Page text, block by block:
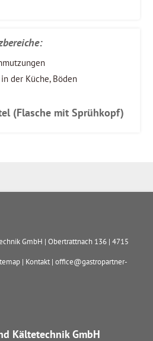
der Küche, Böden
(Flasche mit Sprühkopf)
GmbH |Obertrattnach 136 |4715
| Kontakt |office@gastropartner-
Kältetechnik GmbH